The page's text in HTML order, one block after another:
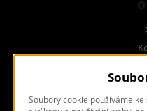
Soubory cookie používáme